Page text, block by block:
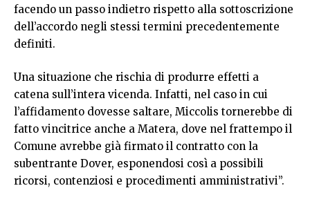
facendo un passo indietro rispetto alla sottoscrizione
dell’accordo negli stessi termini precedentemente
definiti.
Una situazione che rischia di produrre effetti a
catena sull’intera vicenda. Infatti, nel caso in cui
l’affidamento dovesse saltare, Miccolis tornerebbe di
fatto vincitrice anche a Matera, dove nel frattempo il
Comune avrebbe già firmato il contratto con la
subentrante Dover, esponendosi così a possibili
ricorsi, contenziosi e procedimenti amministrativi”.